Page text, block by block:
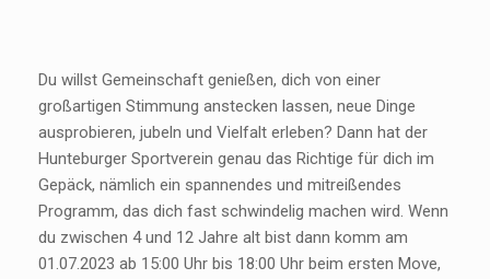
Du willst Gemeinschaft genießen, dich von einer
großartigen Stimmung anstecken lassen, neue Dinge
ausprobieren, jubeln und Vielfalt erleben? Dann hat der
Hunteburger Sportverein genau das Richtige für dich im
Gepäck, nämlich ein spannendes und mitreißendes
Programm, das dich fast schwindelig machen wird. Wenn
du zwischen 4 und 12 Jahre alt bist dann komm am
01.07.2023 ab 15:00 Uhr bis 18:00 Uhr beim ersten Move,